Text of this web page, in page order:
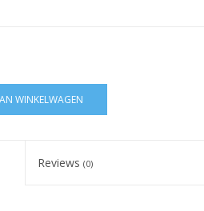
WINKELWAGEN
Reviews (0)